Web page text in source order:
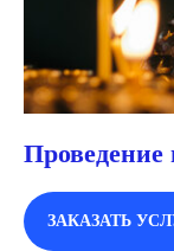
ЗАКАЗАТЬ